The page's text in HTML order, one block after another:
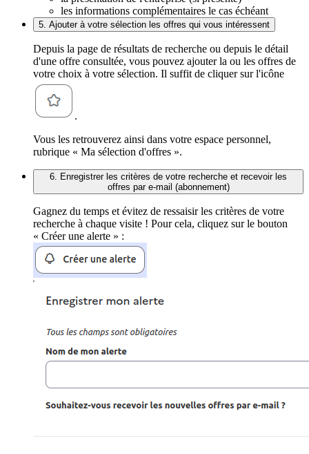
les informations complémentaires le cas échéant
5. Ajouter à votre sélection les offres qui vous intéressent
Depuis la page de résultats de recherche ou depuis le détail
d'une offre consultée, vous pouvez ajouter la ou les offres de
votre choix à votre sélection. Il suffit de cliquer sur l'icône
.
Vous les retrouverez ainsi dans votre espace personnel,
rubrique « Ma sélection d'offres ».
6. Enregistrer les critères de votre recherche et recevoir les
offres par e-mail (abonnement)
Gagnez du temps et évitez de ressaisir les critères de votre
recherche à chaque visite ! Pour cela, cliquez sur le bouton
« Créer une alerte » :